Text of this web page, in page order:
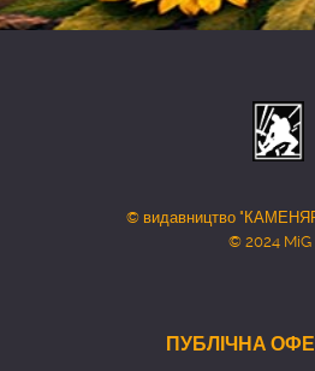
© видавництво
© 2024 MiG
ПУБЛІЧНА